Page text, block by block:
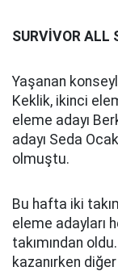
SURVİVOR ALL
Yaşanan
Keklik, ikinci
eleme adayı
adayı Seda
olmuştu.
Bu hafta iki
eleme adayları
takımından
kazanırken